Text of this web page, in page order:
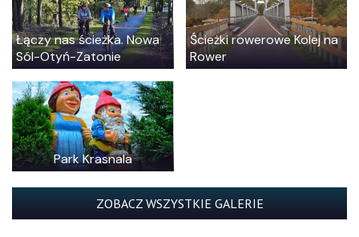
Łączy nas ścieżka. Nowa
Sól-Otyń-Zatonie
Ścieżki rowerowe Kolej na
Rower
Park Krasnala
ZOBACZ WSZYSTKIE GALERIE